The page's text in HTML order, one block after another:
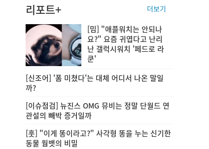
리포트+ 더보기
[밈] "애플워치는 안되나
요?" 요즘 귀엽다고 난리
난 갤럭시워치 '페드로 라
쿤'
[신조어] '폼 미쳤다'는 대체 어디서 나온 말일
까?
[이슈점검] 뉴진스 OMG 뮤비는 정말 단월드 연
관설의 빼박 증거일까
[훗] "이게 똥이라고?" 사각형 똥을 누는 신기한
동물 웜뱃의 비밀